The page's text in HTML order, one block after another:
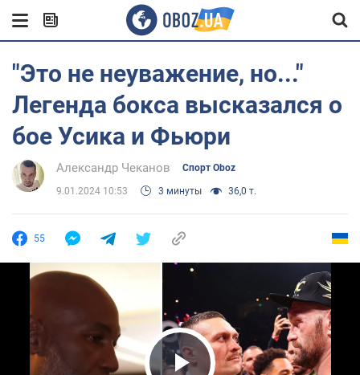
"Это не неуважение, но..."
Легенда бокса высказался о
бое Усика и Фьюри
Александр Чеканов Спорт Oboz
9.01.2024 10:53 3 минуты 36,0 т.
55